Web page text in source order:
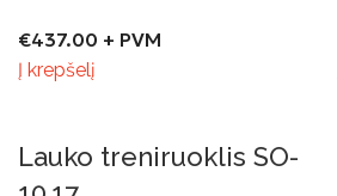
€437.00 + PVM
Į krepšelį
Lauko treniruoklis SO-